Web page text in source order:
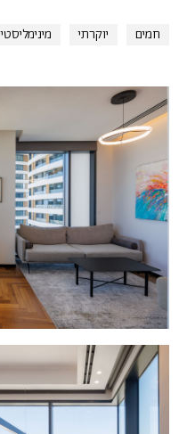
חמים יוקרתי מינימליסטי